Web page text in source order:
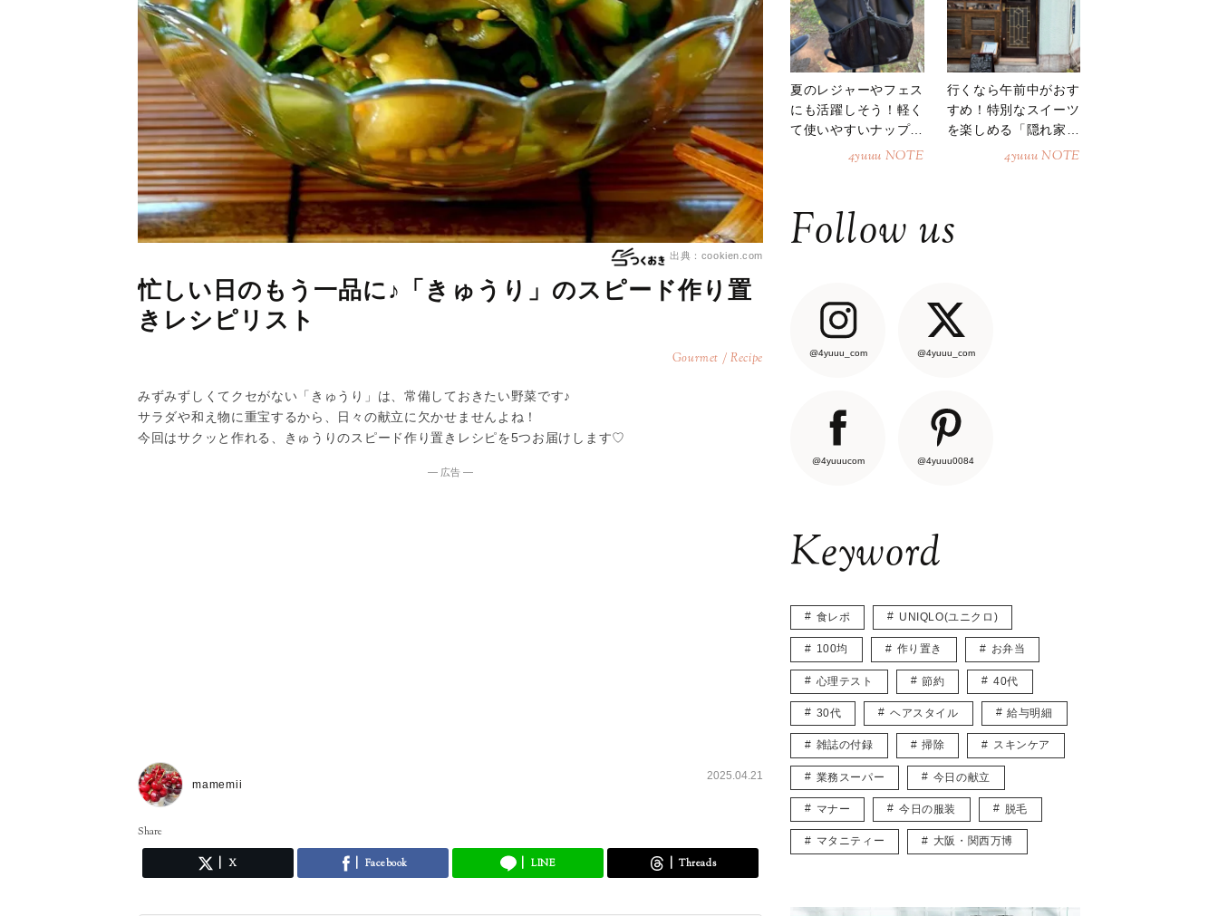
出典：cookien.com
忙しい日のもう一品に♪「きゅうり」のスピード作り置
きレシピリスト
Gourmet / Recipe
みずみずしくてクセがない「きゅうり」は、常備しておきたい野菜です♪
サラダや和え物に重宝するから、日々の献立に欠かせませんよね！
今回はサクッと作れる、きゅうりのスピード作り置きレシピを5つお届けします♡
― 広告 ―
mamemii
2025.04.21
Share
X Facebook LINE Threads
夏のレジャーやフェス
にも活躍しそう！軽く
て使いやすいナップサ
4yuuu NOTE
行くなら午前中がおす
すめ！特別なスイーツ
を楽しめる「隠れ家カ
4yuuu NOTE
Follow us
@4yuuu_com @4yuuu_com
@4yuuucom @4yuuu0084
Keyword
食レポ UNIQLO(ユニクロ)
100均 作り置き お弁当
心理テスト 節約 40代
30代 ヘアスタイル 給与明細
雑誌の付録 掃除 スキンケア
業務スーパー 今日の献立
マナー 今日の服装 脱毛
マタニティー 大阪・関西万博